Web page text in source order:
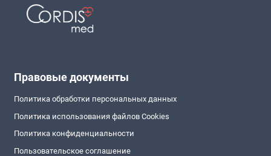
Правовые документы
Политика обработки персональных данных
Политика использования файлов Cookies
Политика конфиденциальности
Пользовательское соглашение